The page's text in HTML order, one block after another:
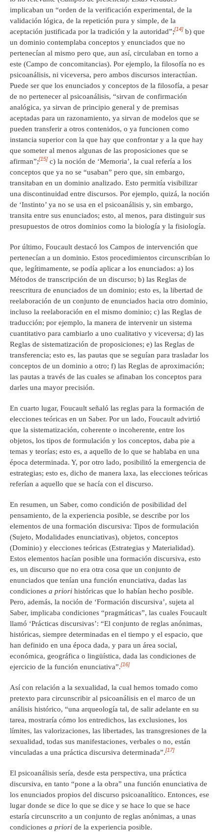
implicaban un “orden de la verificación experimental, de la
validación lógica, de la repetición pura y simple, de la
aceptación justificada por la tradición y la autoridad”;[14] b) que
un dominio contemplaba conceptos y enunciados que no
pertenecían al mismo pero que, aun así, circulaban en torno a
este (Campo de concomitancias). Por ejemplo, la filosofía no es
psicoanálisis, ni viceversa, pero ambos discursos interactúan.
Puede ser que los enunciados y conceptos de la filosofía, a pesar
de no pertenecer al psicoanálisis, “sirvan de confirmación
analógica, ya sirvan de principio general y de premisas
aceptadas para un razonamiento, ya sirvan de modelos que se
pueden transferir a otros contenidos, o ya funcionen como
instancia superior con la que hay que confrontar y a la que hay
que someter al menos algunas de las proposiciones que se
afirman”;[15] c) la noción de ‘Memoria’, la cual refería a los
conceptos que ya no se “usaban” pero que, sin embargo,
transitaban en un dominio analizado. Esto permitía visibilizar
una discontinuidad entre discursos. Por ejemplo, quizá, la noción
de ‘Instinto’ ya no se usa en el psicoanálisis y, sin embargo,
transita entre sus enunciados; esto, al menos, para distinguir sus
presupuestos de otros dominios como la biología y la fisiología.
Por último, Foucault destacó los Campos de intervención que
pertenecían a un dominio. Estos procedimientos circunscribían lo
que, legítimamente, se podía aplicar a los enunciados: a) los
Métodos de transcripción de un discurso; b) las Reglas de
reescritura de enunciados de un dominio; esto es, la libertad de
reelaboración de un conjunto de enunciados hacia otro dominio,
incluso la reelaboración en el mismo dominio; c) las Reglas de
traducción; por ejemplo, la manera de intervenir un sistema
cuantitativo para cambiarlo a uno cualitativo y viceversa; d) las
Reglas de sistematización de proposiciones; e) las Reglas de
transferencia; esto es, las pautas que se seguían para trasladar los
conceptos de un dominio a otro; f) las Reglas de aproximación;
las pautas a través de las cuales se afinaban los conceptos para
darles una mayor precisión.
En cuarto lugar, Foucault señaló las reglas para la formación de
elecciones teóricas en un Saber. Por un lado, Foucault advirtió
que la sistematización, coherente o incoherente, entre los
objetos, los tipos de formulación y los conceptos, daba pie a
temas y teorías; esto es, a aquello de lo que se hablaba en una
época determinada. Y, por otro lado, posibilitó la emergencia de
estrategias; esto es, dicho de manera laxa, las elecciones teóricas
referían a aquello que se hacía con el discurso.
En resumen, un Saber, como condición de posibilidad del
pensamiento, de la experiencia posible, se describe por los
elementos de una formación discursiva: Tipos de formulación
(Sujeto, Modalidades enunciativas), objetos, conceptos
(Dominio) y elecciones teóricas (Estrategias y Materialidad).
Estos elementos hacían posible una formación discursiva, esto
es, un discurso que no era otra cosa que un conjunto de
enunciados que tenían una función enunciativa, dadas las
condiciones a priori históricas que lo habían hecho posible.
Pero, además, la noción de ‘Formación discursiva’, sujeta al
Saber, implicaba condiciones “pragmáticas”, las cuales Foucault
llamó ‘Prácticas discursivas’: “El conjunto de reglas anónimas,
históricas, siempre determinadas en el tiempo y el espacio, que
han definido en una época dada, y para un área social,
económica, geográfica o lingüística, dada las condiciones de
ejercicio de la función enunciativa”.[16]
Así con relación a la sexualidad, la cual hemos tomado como
pretexto para circunscribir al psicoanálisis en el marco de un
análisis histórico, “una arqueología tal, de salir adelante en su
tarea, mostraría cómo los entredichos, las exclusiones, los
límites, las valorizaciones, las libertades, las transgresiones de la
sexualidad, todas sus manifestaciones, verbales o no, están
vinculadas a una práctica discursiva determinada”.[17]
El psicoanálisis sería, desde esta perspectiva, una práctica
discursiva, en tanto “pone a la obra” una función enunciativa de
los enunciados propios del discurso psicoanalítico. Entonces, ese
lugar donde se dice lo que se dice y se hace lo que se hace
estaría circunscrito a un conjunto de reglas anónimas, a unas
condiciones a priori de la experiencia posible.